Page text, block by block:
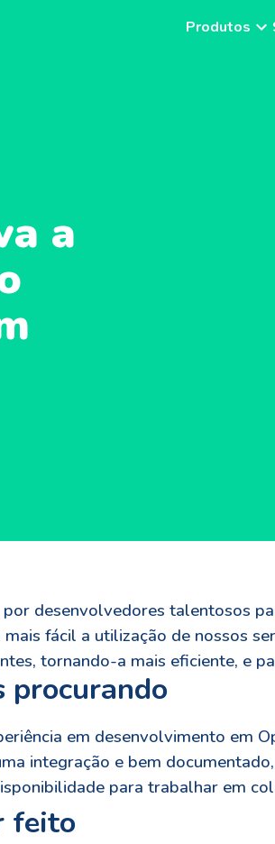
a
Produtos
desenvolvedores talentosos
fácil a utilização de nossos
tornando-a mais eficiente, e
procurando
em desenvolvimento em
integração e bem
para trabalhar em
feito